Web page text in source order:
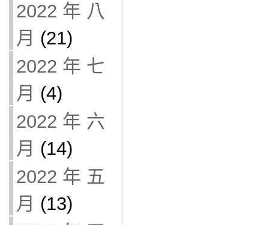
2022 年 八
月 (21)
2022 年 七
月 (4)
2022 年 六
月 (14)
2022 年 五
月 (13)